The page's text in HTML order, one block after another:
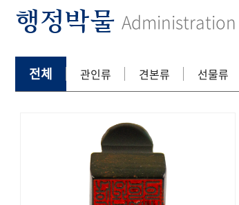
행정박물 Administration
전체 관인류 견본류 선물류